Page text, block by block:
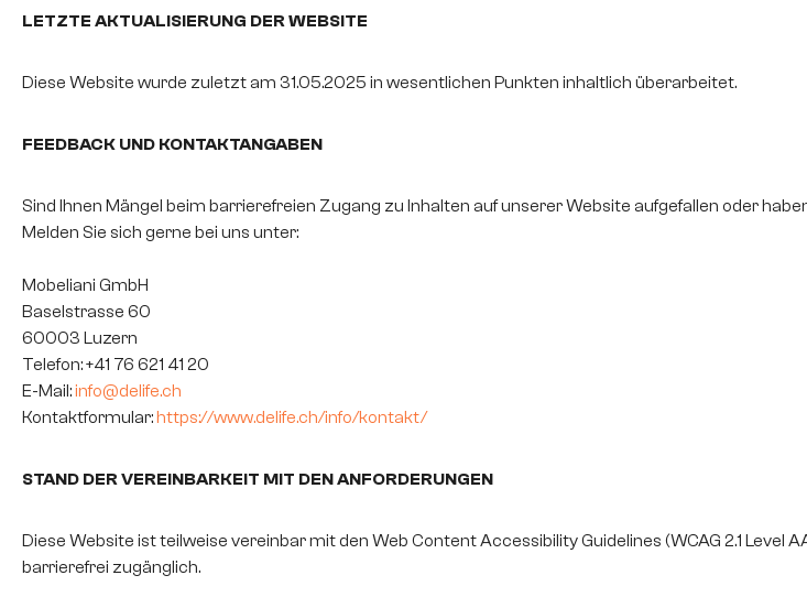
LETZTE AKTUALISIERUNG DER WEBSITE
Diese Website wurde zuletzt am 31.05.2025 in wesentlichen Punkten inhaltlich überarbeitet.
FEEDBACK UND KONTAKTANGABEN
Sind Ihnen Mängel beim barrierefreien Zugang zu Inhalten auf unserer Website aufgefallen oder
Melden Sie sich gerne bei uns unter:
Mobeliani GmbH
Baselstrasse 60
60003 Luzern
Telefon: +41 76 621 41 20
E-Mail:info@delife.ch
Kontaktformular:https://www.delife.ch/info/kontakt/
STAND DER VEREINBARKEIT MIT DEN ANFORDERUNGEN
Diese Website ist teilweise vereinbar mit den Web Content Accessibility Guidelines (WCAG 2.1 Level
barrierefrei zugänglich.